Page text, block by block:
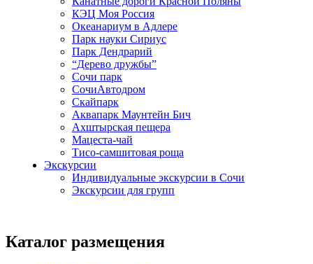
КЭЦ Моя Россия
Океанариум в Адлере
Парк науки Сириус
Парк Дендрарий
“Дерево дружбы”
Сочи парк
СочиАвтодром
Скайпарк
Аквапарк Маунтейн Бич
Ахштырская пещера
Мацеста-чай
Тисо-самшитовая роща
Экскурсии
Индивидуальные экскурсии в Сочи
Экскурсии для групп
Каталог размещения